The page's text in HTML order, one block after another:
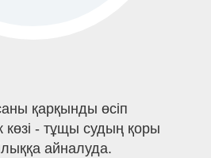
қарқынды өсіп
көзі - тұщы судың қоры
айналуда.